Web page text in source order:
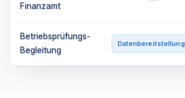
Finanzamt
Betriebsprüfungs-
Begleitung
Datenbereitstellung